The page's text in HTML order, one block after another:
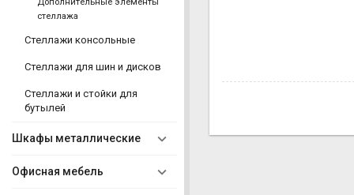
стеллажа
Стеллажи консольные
Стеллажи для шин и дисков
Стеллажи и стойки для
бутылей
Шкафы металлические
Офисная мебель